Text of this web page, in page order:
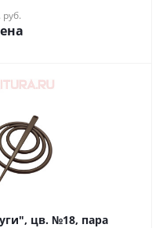
руб.
цв. №18, пара